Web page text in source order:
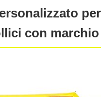
con